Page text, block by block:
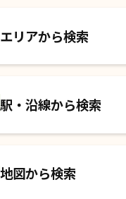
エリアから検索
駅・沿線から検索
地図から検索